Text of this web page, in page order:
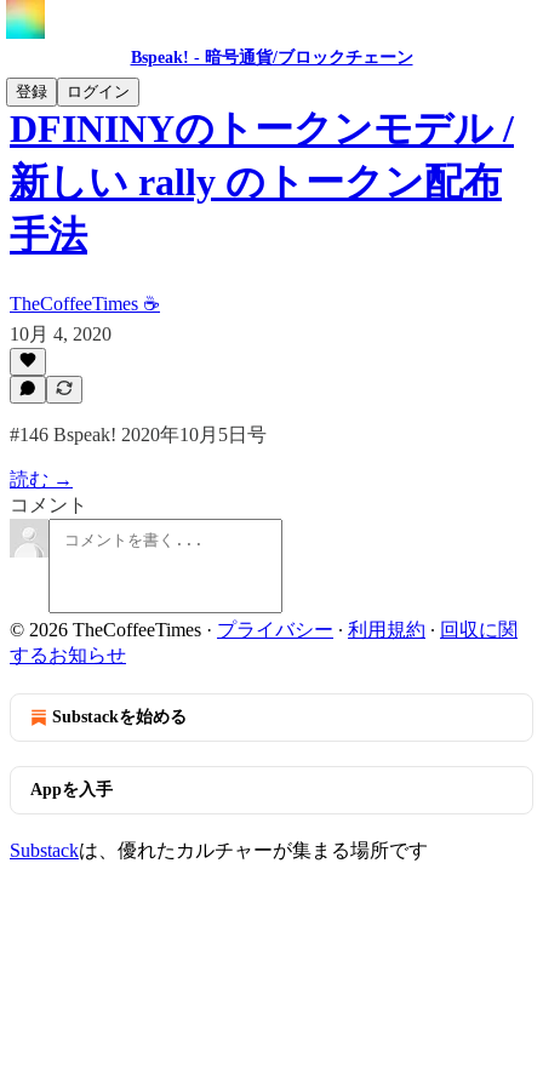
Bspeak! - 暗号通貨/ブロックチェーン
登録
ログイン
DFININYのトークンモデル /
新しい rally のトークン配布
手法
TheCoffeeTimes ☕
10月 4, 2020
#146 Bspeak! 2020年10月5日号
読む →
コメント
© 2026 TheCoffeeTimes · プライバシー ∙ 利用規約 ∙ 回収に関
するお知らせ
Substackを始める
Appを入手
Substackは、優れたカルチャーが集まる場所です